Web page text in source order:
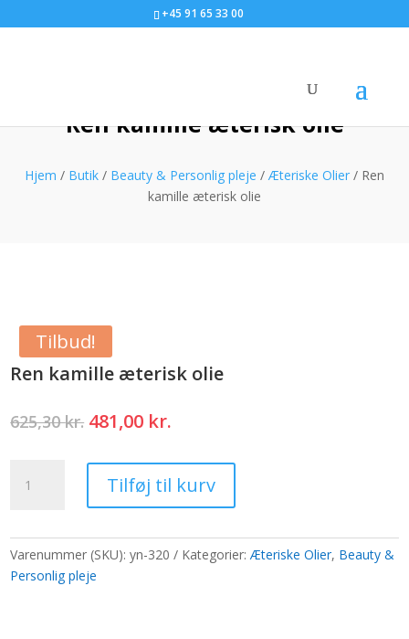
+45 91 65 33 00
Ren kamille æterisk olie
Hjem / Butik / Beauty & Personlig pleje /Æteriske Olier / Ren
kamille æterisk olie
Tilbud!
Ren kamille æterisk olie
625,30kr. Den
pris
var:
625,30 kr..
481,00 kr.
pris
er:
481,00 kr..
kamille
antal
Tilføj til kurv
Varenummer (SKU):yn-320 Kategorier:Æteriske Olier, Beauty &
Personlig pleje